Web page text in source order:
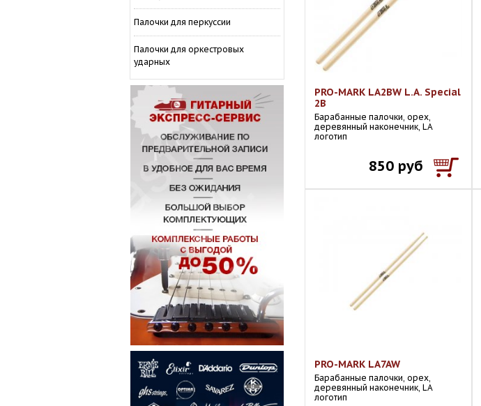
Палочки для перкуссии
Палочки для оркестровых
ударных
PRO-MARK LA2BW L.A. Special
2B
Барабанные палочки, орех,
деревянный наконечник, LA
логотип
850 руб
PRO-MARK LA7AW
Барабанные палочки, орех,
деревянный наконечник, LA
логотип